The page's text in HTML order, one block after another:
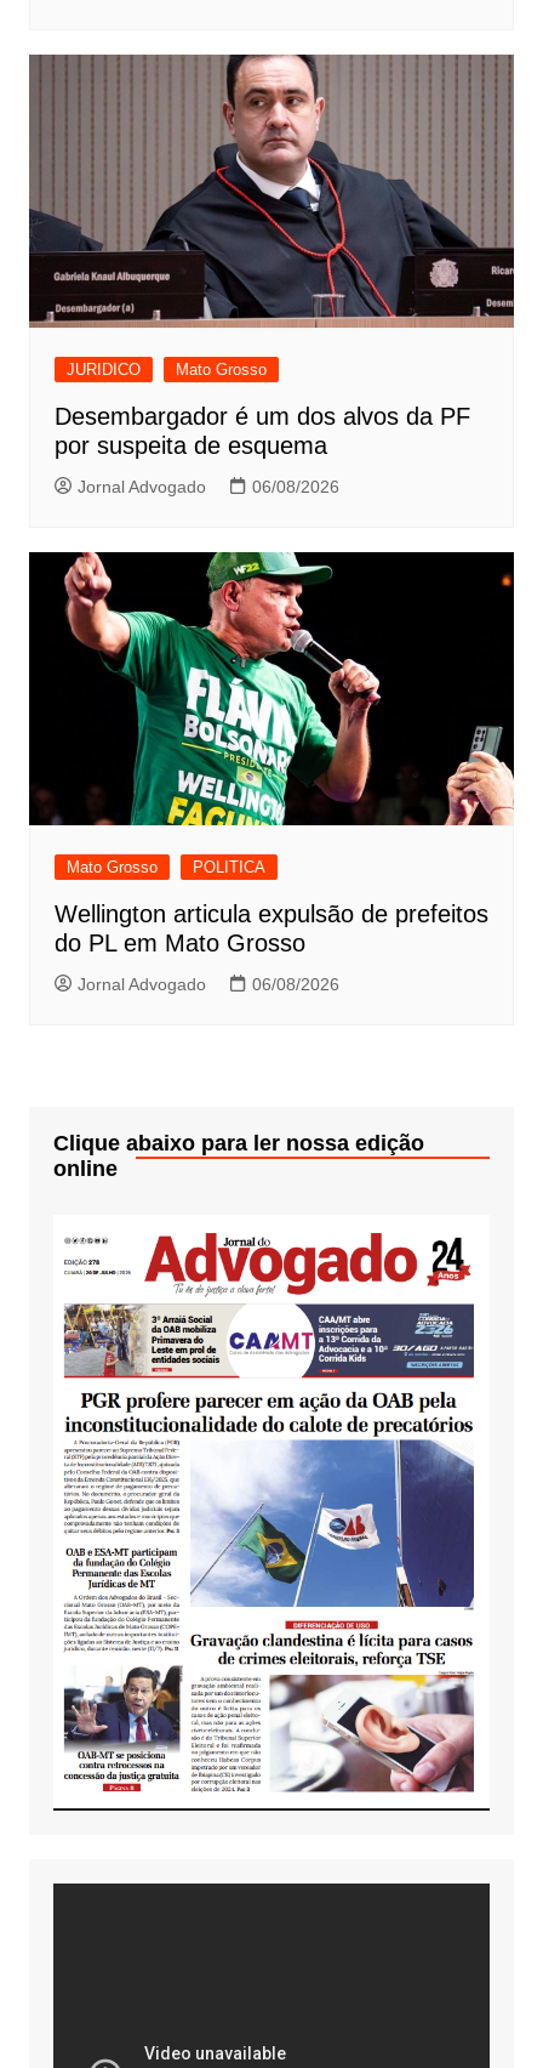
JURIDICO Mato Grosso
Desembargador é um dos alvos da PF
por suspeita de esquema
Jornal Advogado 06/08/2026
Mato Grosso POLITICA
Wellington articula expulsão de prefeitos
do PL em Mato Grosso
Jornal Advogado 06/08/2026
Clique abaixo para ler nossa edição
online